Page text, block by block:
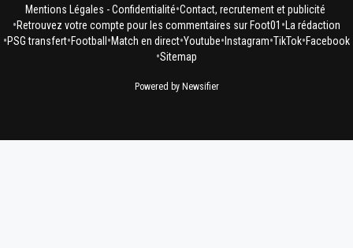
Mentions Légales - Confidentialité•Contact, recrutement et publicité
•Retrouvez votre compte pour les commentaires sur Foot01 • La rédaction
•PSG transfert•Football •Match en direct•Youtube• Instagram•TikTok•Facebook
•Sitemap
Powered by Newsifier